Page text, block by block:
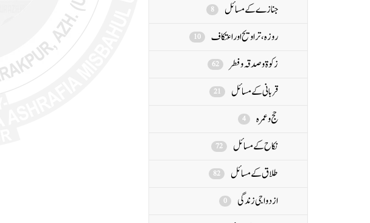
جنازے کے مسائل 8
روزہ، تراویح اور اعتکاف 10
زکوۃ و صدقہ و فطر 62
قربانی کے مسائل 21
حج و عمرہ 4
نکاح کے مسائل 72
طلاق کے مسائل 82
ازدواجی زندگی 0